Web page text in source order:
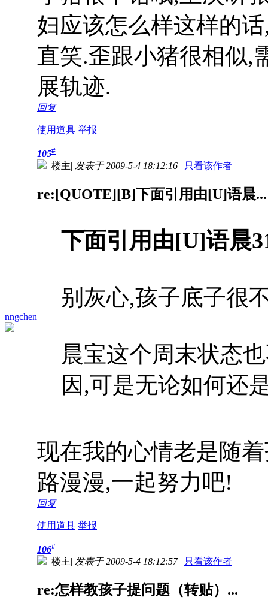
妇应该怎么样这样的
直笑.歪跟小猪很相似,
展轨迹.
回复
使用道具 举报
nngchen
105#
楼主| 发表于 2009-5-4 18:12:16 | 只看该作者
re:[QUOTE][B]下面引用由[U]语晨...
下面引用由[U]语晨
别灰心,孩子底子很
晨宝这个周末状态
因,可是无论如何还
现在我的心情老是随
路漫漫,一起努力吧!
回复
使用道具 举报
106#
楼主| 发表于 2009-5-4 18:12:57 | 只看该作者
re:怎样教孩子提问题（转贴）...